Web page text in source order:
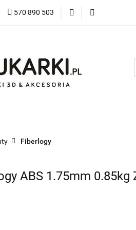
570 890 503
Blog Bestsellery
Fiberlogy
ABS 1.75mm 0.85kg